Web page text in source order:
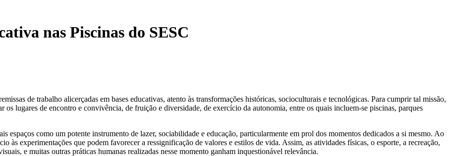
nas Piscinas do SESC
de trabalho alicerçadas em bases educativas, atento às transformações históricas, socioculturais e tecnológicas. Para cumprir tal missão,
lugares de encontro e convivência, de fruição e diversidade, de exercício da autonomia, entre os quais incluem-se piscinas, parques
espaços como um potente instrumento de lazer, sociabilidade e educação, particularmente em prol dos momentos dedicados a si mesmo. Ao
às experimentações que podem favorecer a ressignificação de valores e estilos de vida. Assim, as atividades físicas, o esporte, a recreação,
e muitas outras práticas humanas realizadas nesse momento ganham inquestionável relevância.